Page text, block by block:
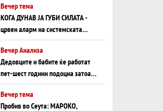
Вечер тема
КОГА ДУНАВ ЈА ГУБИ СИЛАТА -
црвен аларм на системската
плоча од јужна Германија до
Црното Море...
Вечер Анализа
Дедовците и бабите ќе работат
пет-шест години подоцна затоа
што НЕМААТ ВНУЦИ ДА ГИ
ЗАМЕНАТ
Вечер тема
Пробив во Сеута: МАРОКО,